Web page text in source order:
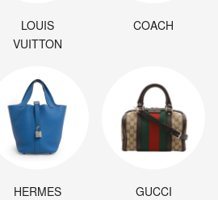
LOUIS
VUITTON
COACH
HERMES GUCCI